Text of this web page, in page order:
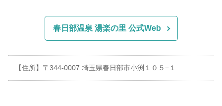
春日部温泉 湯楽の里 公式Web
【住所】〒344-0007 埼玉県春日部市小渕１０５−１